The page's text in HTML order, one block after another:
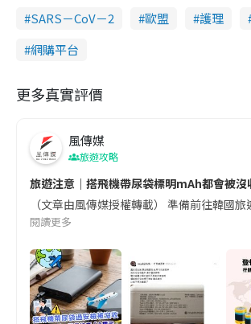
SARS－CoV－2
歐盟 護理
網購平台
更多真實評價
風傳媒
旅遊攻略
旅遊注意｜搭飛機帶尿袋標明mAh都會被
（文章由風傳媒授權轉載） 準備前往韓
閱讀更多